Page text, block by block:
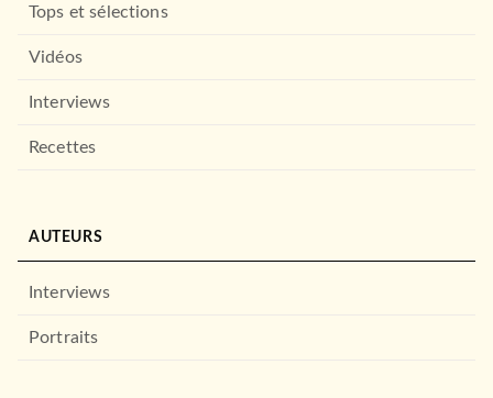
Tops et sélections
Vidéos
Interviews
Recettes
AUTEURS
Interviews
Portraits